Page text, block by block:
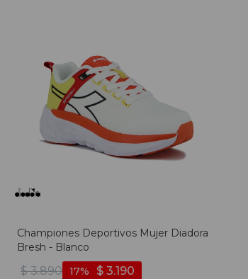
Championes Deportivos Mujer Diadora
Bresh - Blanco
$ 3.890 $ 3.190
17